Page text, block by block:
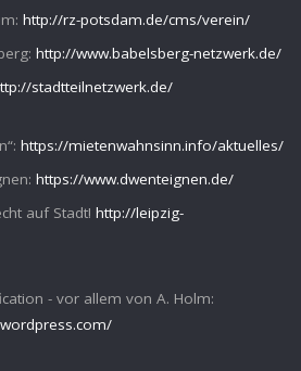
http://rz-potsdam.de/cms/verein/
http://www.babelsberg-netzwerk.de/
stadtteilnetzwerk.de/
https://mietenwahnsinn.info/aktuelles/
https://www.dwenteignen.de/
auf Stadt! http://leipzig-
- vor allem von A. Holm: